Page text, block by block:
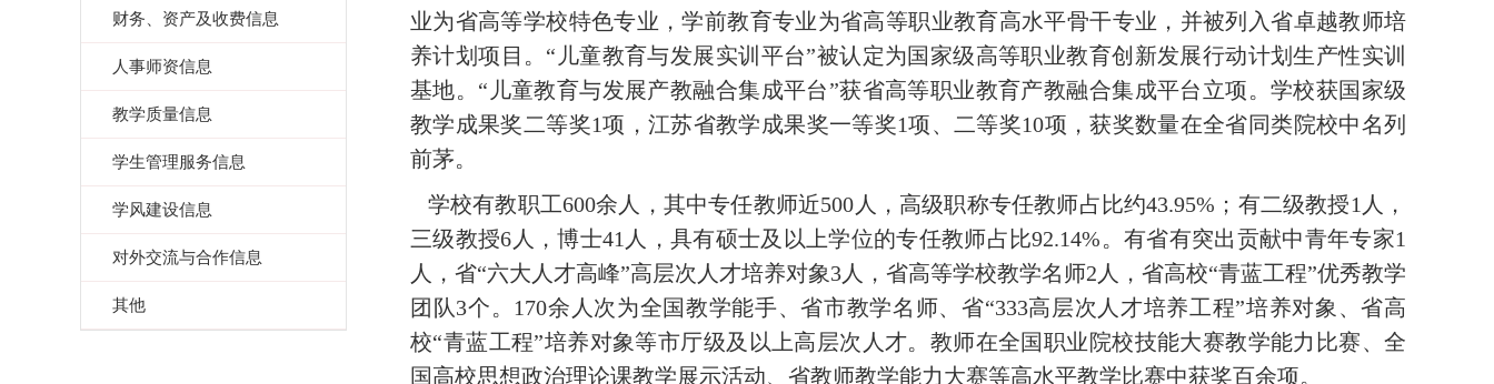
财务、资产及收费信息
人事师资信息
教学质量信息
学生管理服务信息
学风建设信息
对外交流与合作信息
其他
业为省高等学校特色专业，学前教育专业为省高等职业教育高水平骨干专业，并被列入省卓越教师培
养计划项目。“儿童教育与发展实训平台”被认定为国家级高等职业教育创新发展行动计划生产性实训
基地。“儿童教育与发展产教融合集成平台”获省高等职业教育产教融合集成平台立项。学校获国家级
教学成果奖二等奖1项，江苏省教学成果奖一等奖1项、二等奖10项，获奖数量在全省同类院校中名列
前茅。
学校有教职工600余人 ，其中专任教师近500 人，高级职称专任教师占比约43.95% ； 有二级教授1 人，
三级教授6 人 ，博士41 人，具有硕士及以上学位的专任教师占比92.14%。有省有突出贡献中青年专家1
人，省“六大人才高峰”高层次人才培养对象3人，省高等学校教学名师2 人，省高校“青蓝工程”优秀教学
团队3个。 170余人次为全国教学能手、省市教学名师、省“333高层次人才培养工程”培养对象、省高
校“青蓝工程”培养对象等市厅级及以上高层次人才。教师在全国职业院校技能大赛教学能力比赛、全
国高校思想政治理论课教学展示活动、省教师教学能力大赛等高水平教学比赛中获奖百余项。